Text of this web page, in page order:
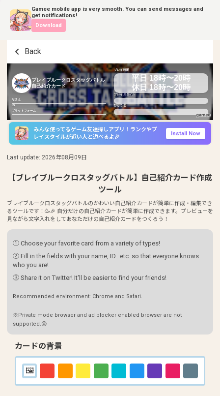
Gamee mobile app is very smooth. You can send messages and
get notifications!
Download
Back
ブレイブルークロスタッグバトル
自己紹介カード
なまえ
ID
プラットフォーム
プレイ時間
平日 18時〜20時
休日 18時〜20時
プレイスタイル
ひとこと
みんな使ってるゲーム友達探しアプリ！ランクやプ
レイスタイルが近い人と遊べるよ🎉
Install Now
Last update: 2026年08月09日
【ブレイブルークロスタッグバトル】自己紹介カード作成
ツール
ブレイブルークロスタッグバトルのかわいい自己紹介カードが簡単に作成・編集でき
るツールです！🥳🎉 自分だけの自己紹介カードが簡単に作成できます。プレビューを
見ながら文字入れをしてあなただけの自己紹介カードをつくろう！
① Choose your favorite card from a variety of types!
② Fill in the fields with your name, ID...etc. so that everyone knows
who you are!
③ Share it on Twitter! It'll be easier to find your friends!
Recommended environment: Chrome and Safari.
※Private mode browser and ad blocker enabled browser are not
supported.😢
カードの背景